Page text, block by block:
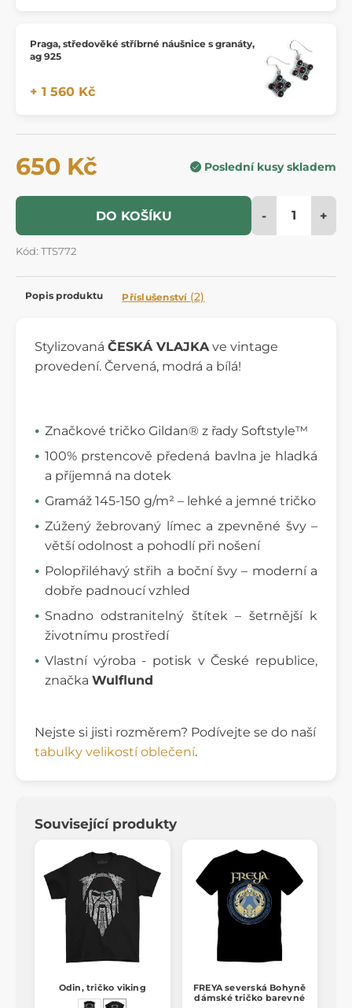
Praga, středověké stříbrné náušnice s granáty,
ag 925
+ 1 560 Kč
650 Kč Poslední kusy skladem
DO KOŠÍKU - +
Kód: TTS772
Popis produktu Příslušenství (2)
Stylizovaná ČESKÁ VLAJKA ve vintage
provedení. Červená, modrá a bílá!
Značkové tričko Gildan® z řady Softstyle™
100% prstencově předená bavlna je hladká
a příjemná na dotek
Gramáž 145-150 g/m² – lehké a jemné tričko
Zúžený žebrovaný límec a zpevněné švy –
větší odolnost a pohodlí při nošení
Polopřiléhavý střih a boční švy – moderní a
dobře padnoucí vzhled
Snadno odstranitelný štítek – šetrnější k
životnímu prostředí
Vlastní výroba - potisk v České republice,
značka Wulflund
Nejste si jisti rozměrem? Podívejte se do naší
tabulky velikostí oblečení.
Související produkty
Odin, tričko viking
FREYA severská Bohyně
dámské tričko barevné